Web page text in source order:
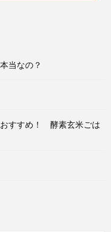
当なの？
すすめ！ 酵素玄米ごは